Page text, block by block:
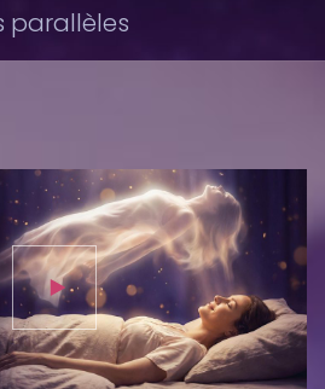
parallèles